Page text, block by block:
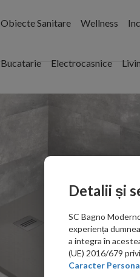
Obiecte Sanitare Wellness
Bucatarie Electrocasnice
Detalii și
SC Bagno
experiența
a integra în
(UE) 2016/679
Caracter